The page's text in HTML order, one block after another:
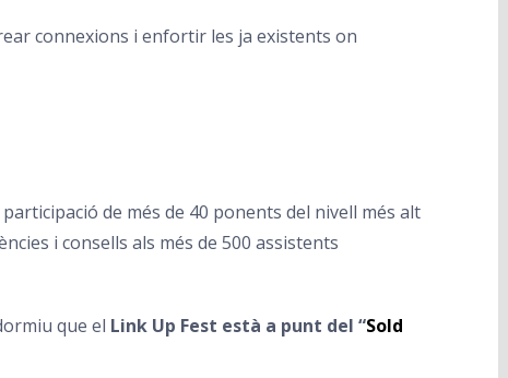
connexions i enfortir les ja existents on
de més de 40 ponents del nivell més alt
i consells als més de 500 assistents
que el Link Up Fest està a punt del “Sold